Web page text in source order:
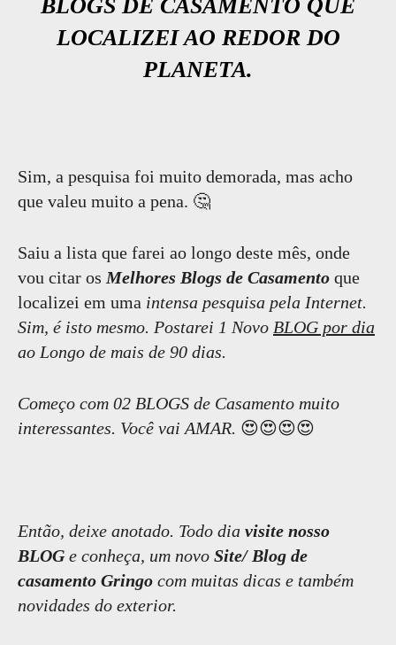
BLOGS DE CASAMENTO QUE
LOCALIZEI AO REDOR DO
PLANETA.
Sim, a pesquisa foi muito demorada, mas acho
que valeu muito a pena. 🤔
Saiu a lista que farei ao longo deste mês, onde
vou citar os Melhores Blogs de Casamento que
localizei em uma intensa pesquisa pela Internet.
Sim, é isto mesmo. Postarei 1 Novo BLOG por dia
ao Longo de mais de 90 dias.
Começo com 02 BLOGS de Casamento muito
interessantes. Você vai AMAR. 😍😍😍😍
Então, deixe anotado. Todo dia visite nosso
BLOG e conheça, um novo Site/ Blog de
casamento Gringo com muitas dicas e também
novidades do exterior.